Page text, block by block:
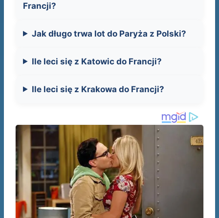
Francji?
Jak długo trwa lot do Paryża z Polski?
Ile leci się z Katowic do Francji?
Ile leci się z Krakowa do Francji?